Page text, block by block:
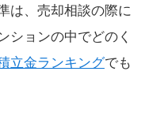
は、売却相談の際に
ションの中でどのく
立金ランキングでも